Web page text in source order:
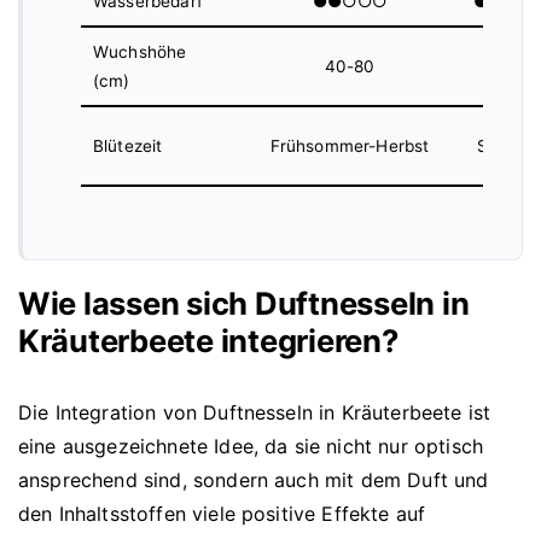
Wuchshöhe
(cm)
40-80
Blütezeit Frühsommer-Herbst
Wie lassen sich Duftnesseln in
Kräuterbeete integrieren?
Die Integration von Duftnesseln in Kräuterbeete ist
eine ausgezeichnete Idee, da sie nicht nur optisch
ansprechend sind, sondern auch mit dem Duft und
den Inhaltsstoffen viele positive Effekte auf